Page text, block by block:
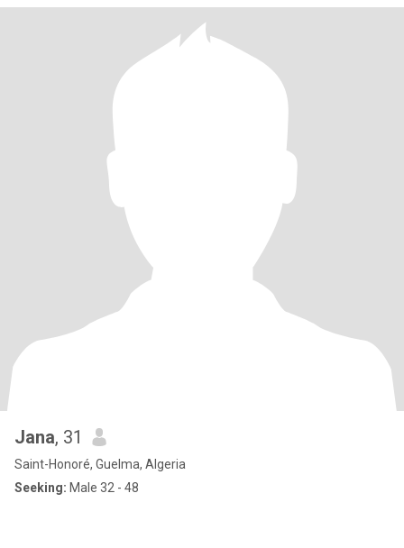
Jana, 31
Saint-Honoré, Guelma, Algeria
Seeking: Male 32 - 48